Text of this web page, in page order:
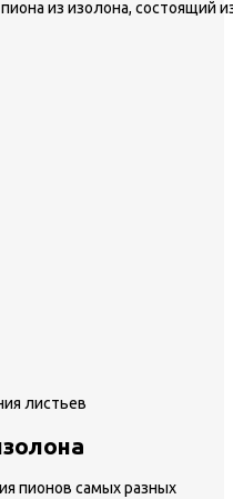
из изолона, состоящий
листьев
пионов самых разных